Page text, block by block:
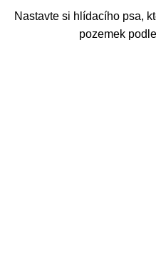
www.zere.cz
Nastavte si hlídacího psa,
pozemek